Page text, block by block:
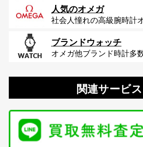
人気のオメガ
社会人憧れの高級腕時計
ブランドウォッチ
オメガ他ブランド時計多
関連サービス